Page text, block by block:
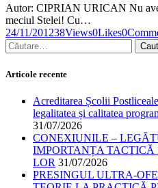
Autor: CIPRIAN URICAN Nu
meciul Stelei! Cu…
24/11/201238Views0Likes0
Articole recente
Acreditarea Școlii
legalitatea și calitatea
31/07/2026
CONEXIUNILE –
IMPORTANȚA
LOR 31/07/2026
PRESINGUL ULTRA-